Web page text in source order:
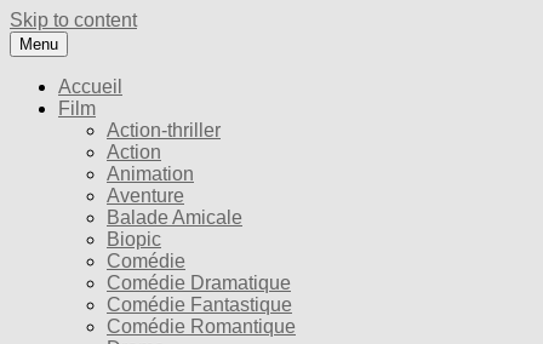
Skip to content
Menu
Accueil
Film
Action-thriller
Action
Animation
Aventure
Balade Amicale
Biopic
Comédie
Comédie Dramatique
Comédie Fantastique
Comédie Romantique